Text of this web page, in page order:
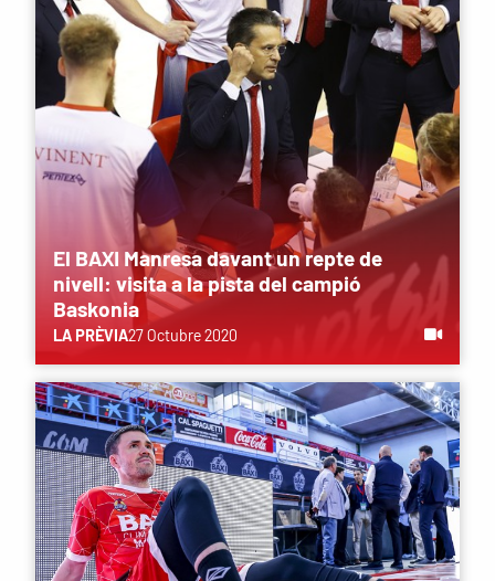
El BAXI Manresa davant un repte de
nivell: visita a la pista del campió
Baskonia
LA PRÈVIA27 Octubre 2020